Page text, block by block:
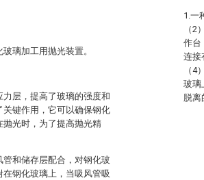
璃加工用抛光装置。
层，提高了玻璃的强度和
键作用，它可以确保钢化
光时，为了提高抛光精
和储存层配合，对钢化玻
钢化玻璃上，当吸风管吸
1.一
（2
作台
连接
（4
玻璃
脱离